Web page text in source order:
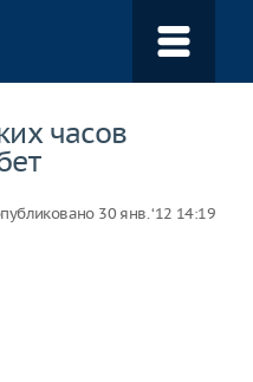
часов
30 янв. ‘12 14:19